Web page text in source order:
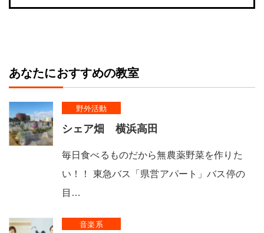
あなたにおすすめの教室
野外活動
シェア畑 横浜高田
毎日食べるものだから無農薬野菜を作りた
い！！ 東急バス「県営アパート」バス停の
目…
音楽系